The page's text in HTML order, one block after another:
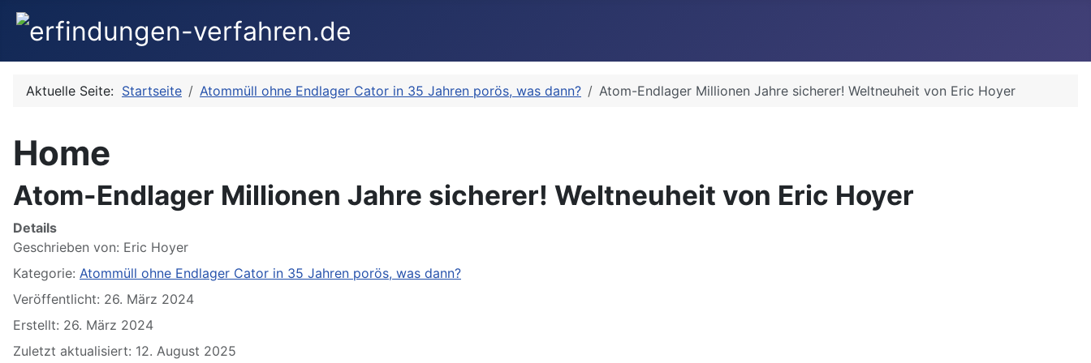
Aktuelle Seite: Startseite Atommüll ohne Endlager Cator in 35 Jahren porös, was dann? Atom-Endlager Millionen Jahre sicherer! Weltneuheit von Eric Hoyer
Home
Atom-Endlager Millionen Jahre sicherer! Weltneuheit von Eric Hoyer
Details
Geschrieben von: Eric Hoyer
Kategorie: Atommüll ohne Endlager Cator in 35 Jahren porös, was dann?
Veröffentlicht: 26. März 2024
Erstellt: 26. März 2024
Zuletzt aktualisiert: 12. August 2025